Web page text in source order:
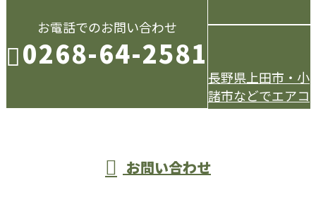
お電話でのお問い合わせ
0268-64-2581
お問い合わせ
長野県上田市・小
諸市などでエアコ